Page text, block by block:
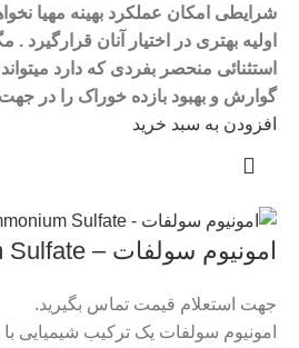
شرایطی امکان عملکرد بهینه مهیا
اولیه بهتری در اختیار آنان قرارگیرد .
استثنائی منحصر بفردی که دارد
گوارش و بهبود بازده خوراک را در جهت
افزودن به سبد خرید
امونیوم سولفات – Ammonium Sulfate
جهت استعلام قیمت تماس بگیرید.